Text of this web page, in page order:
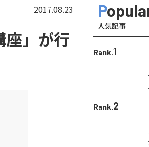
2017.08.23
座」が行
人気記事
Rank.1
Rank.2